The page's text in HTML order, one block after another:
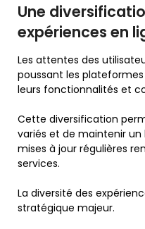
Une
expériences en
Les attentes des
poussant les
leurs fonctionnalités et
Cette diversification
variés et de maintenir un
mises à jour régulières
services.
La diversité des
stratégique majeur.